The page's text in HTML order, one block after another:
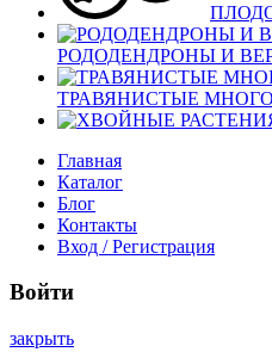
РОДОДЕНДРОНЫ И
ТРАВЯНИСТЫЕ
Главная
Каталог
Блог
Контакты
Вход / Регистрация
Войти
закрыть